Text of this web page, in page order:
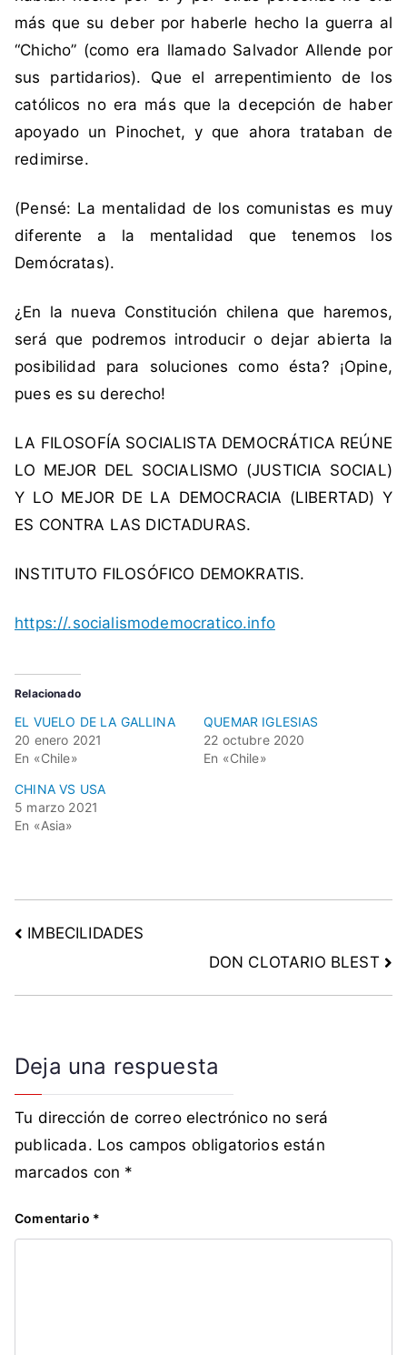
más que su deber por haberle hecho la guerra al
“Chicho” (como era llamado Salvador Allende por
sus partidarios). Que el arrepentimiento de los
católicos no era más que la decepción de haber
apoyado un Pinochet, y que ahora trataban de
redimirse.
(Pensé: La mentalidad de los comunistas es muy
diferente a la mentalidad que tenemos los
Demócratas).
¿En la nueva Constitución chilena que haremos,
será que podremos introducir o dejar abierta la
posibilidad para soluciones como ésta? ¡Opine,
pues es su derecho!
LA FILOSOFÍA SOCIALISTA DEMOCRÁTICA REÚNE
LO MEJOR DEL SOCIALISMO (JUSTICIA SOCIAL)
Y LO MEJOR DE LA DEMOCRACIA (LIBERTAD) Y
ES CONTRA LAS DICTADURAS.
INSTITUTO FILOSÓFICO DEMOKRATIS.
https://.socialismodemocratico.info
Relacionado
EL VUELO DE LA GALLINA
20 enero 2021
En «Chile»
QUEMAR IGLESIAS
22 octubre 2020
En «Chile»
CHINA VS USA
5 marzo 2021
En «Asia»
IMBECILIDADES
DON CLOTARIO BLEST
Deja una respuesta
Tu dirección de correo electrónico no será
publicada. Los campos obligatorios están
marcados con *
Comentario *